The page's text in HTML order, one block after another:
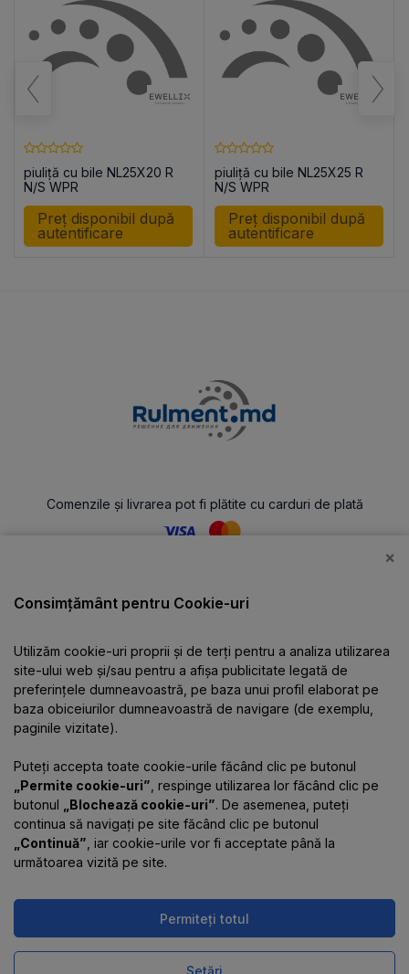
piuliță cu bile NL25X20 R
N/S WPR
Preț disponibil după
autentificare
piuliță cu bile NL25X25 R
N/S WPR
Preț disponibil după
autentificare
Comenzile și livrarea pot fi plătite cu carduri de plată
Catalog
Despre companie
Informații
Contacte
Magazinul online funcționează
×
Consimțământ pentru Cookie-uri
Utilizăm cookie-uri proprii și de terți pentru a analiza utilizarea
site-ului web și/sau pentru a afișa publicitate legată de
preferințele dumneavoastră, pe baza unui profil elaborat pe
baza obiceiurilor dumneavoastră de navigare (de exemplu,
paginile vizitate).
Puteți accepta toate cookie-urile făcând clic pe butonul
„Permite cookie-uri” , respinge utilizarea lor făcând clic pe
butonul
„Blochează cookie-uri”. De asemenea, puteți
continua să navigați pe site făcând clic pe butonul
„Continuă” , iar cookie-urile vor fi acceptate până la
următoarea vizită pe site.
Permiteți totul
Setări